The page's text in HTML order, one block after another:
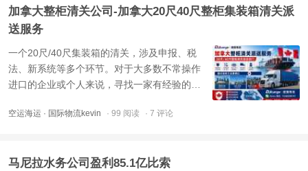
效需求选择海运整柜、散 ...
加拿大整柜清关公司-加拿大20尺40尺整柜集装箱清关派
送服务
一个20尺/40尺集装箱的清关，涉及申报、税
法、新系统等多个环节。对于大多数不常操作
进口的企业或个人来说，寻找一家有经验的加
来协助清关和派送，是更稳妥高效的选择。他
加拿大。在加拿大，递 ...
空运海运 · 国际物流kevin · 99 阅读 · 7 评论
马尼拉水务公司盈利85.1亿比索